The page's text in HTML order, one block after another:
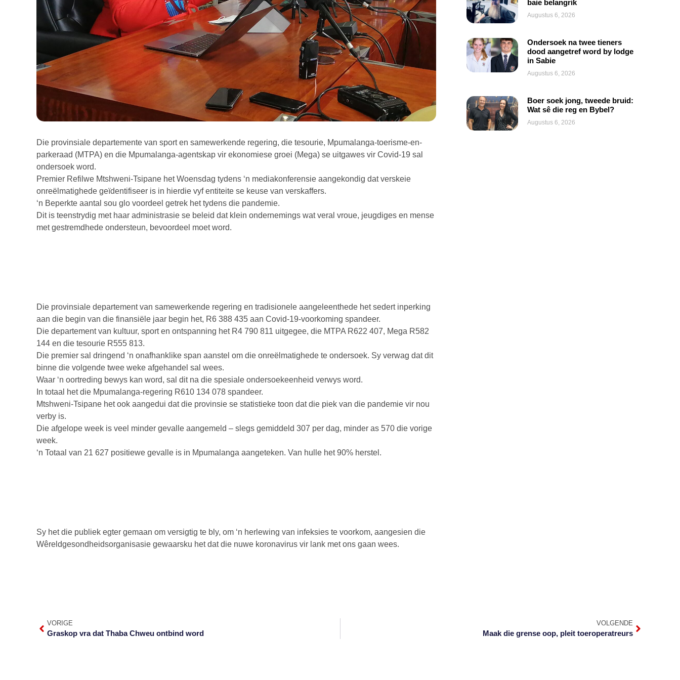
Die provinsiale departemente van sport en samewerkende regering, die tesourie, Mpumalanga-toerisme-en-
parkeraad (MTPA) en die Mpumalanga-agentskap vir ekonomiese groei (Mega) se uitgawes vir Covid-19 sal
ondersoek word.
Premier Refilwe Mtshweni-Tsipane het Woensdag tydens ‘n mediakonferensie aangekondig dat verskeie
onreëlmatighede geïdentifiseer is in hierdie vyf entiteite se keuse van verskaffers.
‘n Beperkte aantal sou glo voordeel getrek het tydens die pandemie.
Dit is teenstrydig met haar administrasie se beleid dat klein ondernemings wat veral vroue, jeugdiges en mense
met gestremdhede ondersteun, bevoordeel moet word.
Die provinsiale departement van samewerkende regering en tradisionele aangeleenthede het sedert inperking
aan die begin van die finansiële jaar begin het, R6 388 435 aan Covid-19-voorkoming spandeer.
Die departement van kultuur, sport en ontspanning het R4 790 811 uitgegee, die MTPA R622 407, Mega R582
144 en die tesourie R555 813.
Die premier sal dringend ‘n onafhanklike span aanstel om die onreëlmatighede te ondersoek. Sy verwag dat dit
binne die volgende twee weke afgehandel sal wees.
Waar ‘n oortreding bewys kan word, sal dit na die spesiale ondersoekeenheid verwys word.
In totaal het die Mpumalanga-regering R610 134 078 spandeer.
Mtshweni-Tsipane het ook aangedui dat die provinsie se statistieke toon dat die piek van die pandemie vir nou
verby is.
Die afgelope week is veel minder gevalle aangemeld – slegs gemiddeld 307 per dag, minder as 570 die vorige
week.
‘n Totaal van 21 627 positiewe gevalle is in Mpumalanga aangeteken. Van hulle het 90% herstel.
Sy het die publiek egter gemaan om versigtig te bly, om ‘n herlewing van infeksies te voorkom, aangesien die
Wêreldgesondheidsorganisasie gewaarsku het dat die nuwe koronavirus vir lank met ons gaan wees.
baie belangrik
Augustus 6, 2026
Ondersoek na twee tieners
dood aangetref word by lodge
in Sabie
Augustus 6, 2026
Boer soek jong, tweede bruid:
Wat sê die reg en Bybel?
Augustus 6, 2026
VORIGE
Graskop vra dat Thaba Chweu ontbind word
VOLGENDE
Maak die grense oop, pleit toeroperatreurs